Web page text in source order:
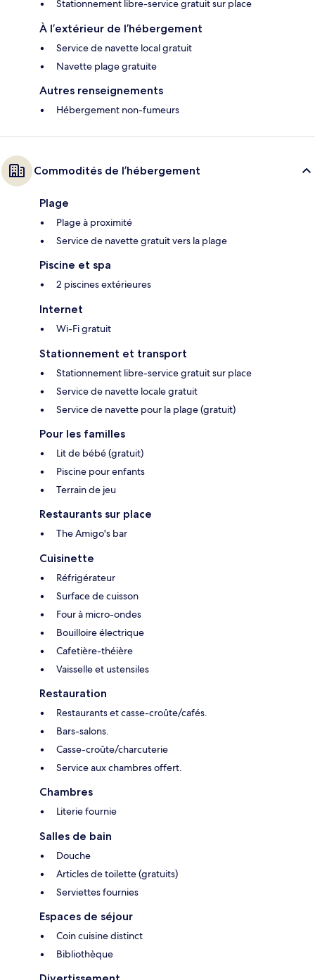
Stationnement libre-service gratuit sur place
À l’extérieur de l’hébergement
Service de navette local gratuit
Navette plage gratuite
Autres renseignements
Hébergement non-fumeurs
Commodités de l’hébergement
Plage
Plage à proximité
Service de navette gratuit vers la plage
Piscine et spa
2 piscines extérieures
Internet
Wi-Fi gratuit
Stationnement et transport
Stationnement libre-service gratuit sur place
Service de navette locale gratuit
Service de navette pour la plage (gratuit)
Pour les familles
Lit de bébé (gratuit)
Piscine pour enfants
Terrain de jeu
Restaurants sur place
The Amigo's bar
Cuisinette
Réfrigérateur
Surface de cuisson
Four à micro-ondes
Bouilloire électrique
Cafetière-théière
Vaisselle et ustensiles
Restauration
Restaurants et casse-croûte/cafés.
Bars-salons.
Casse-croûte/charcuterie
Service aux chambres offert.
Chambres
Literie fournie
Salles de bain
Douche
Articles de toilette (gratuits)
Serviettes fournies
Espaces de séjour
Coin cuisine distinct
Bibliothèque